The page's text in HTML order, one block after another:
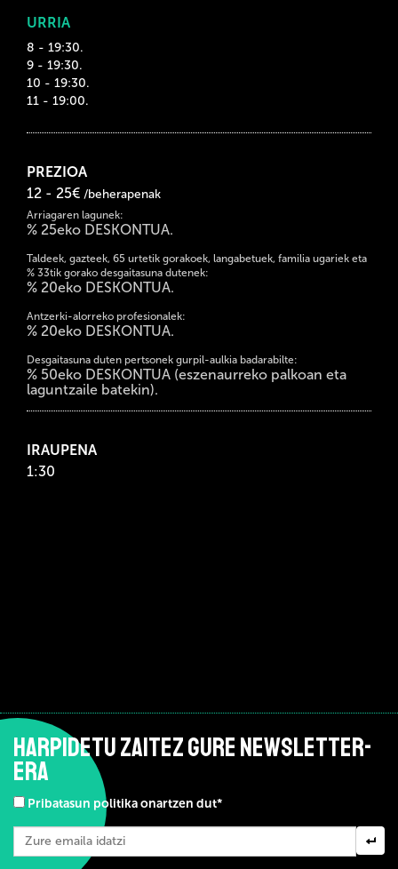
URRIA
8 - 19:30.
9 - 19:30.
10 - 19:30.
11 - 19:00.
PREZIOA
12 - 25€ /beherapenak
Arriagaren lagunek:
% 25eko DESKONTUA.
Taldeek, gazteek, 65 urtetik gorakoek, langabetuek, familia ugariek eta
% 33tik gorako desgaitasuna dutenek:
% 20eko DESKONTUA.
Antzerki-alorreko profesionalek:
% 20eko DESKONTUA.
Desgaitasuna duten pertsonek gurpil-aulkia badarabilte:
% 50eko DESKONTUA (eszenaurreko palkoan eta
laguntzaile batekin).
IRAUPENA
1:30
HARPIDETU ZAITEZ GURE NEWSLETTER-
ERA
Pribatasun politika onartzen dut*